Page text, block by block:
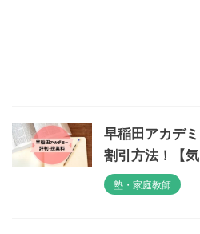
早稲田アカデ
割引方法！【
塾・家庭教師